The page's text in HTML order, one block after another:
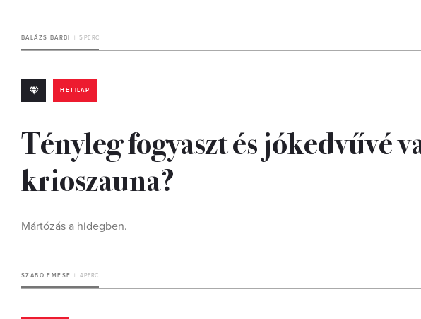
BALÁZS BARBI 5 PERC
HETILAP
Tényleg fogyaszt és jókedvűvé
krioszauna?
Mártózás a hidegben.
SZABÓ EMESE 4 PERC